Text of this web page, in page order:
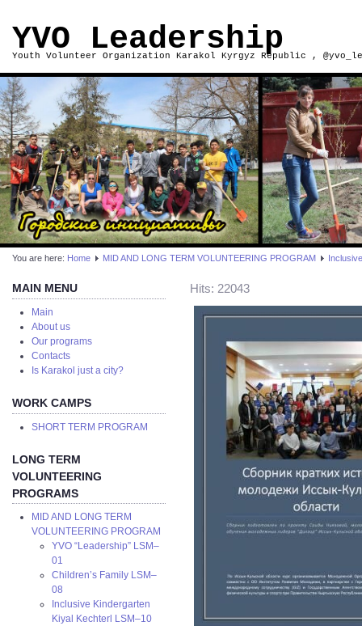
YVO Leadership
Youth Volunteer Organization Karakol Kyrgyz Republic ,
You are here: Home MID AND LONG TERM VOLUNTEERING PROGRAM
MAIN MENU
Main
About us
Our programs
Contacts
Is Karakol just a city?
WORK CAMPS
SHORT TERM PROGRAM
LONG TERM
VOLUNTEERING
PROGRAMS
MID AND LONG TERM
VOLUNTEERING PROGRAM
YVO “Leadership” LSM–
01
Children’s Family LSM–
08
Inclusive Kindergarten
Kiyal Kechterl LSM–10
Hits: 22043